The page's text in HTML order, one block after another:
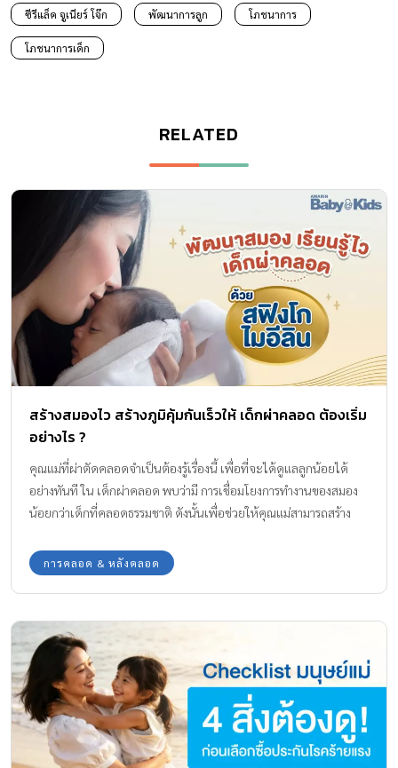
ซีรีแล็ค จูเนียร์ โจ๊ก พัฒนาการลูก โภชนาการ
โภชนาการเด็ก
RELATED
สร้างสมองไว สร้างภูมิคุ้มกันเร็วให้ เด็กผ่าคลอด ต้องเริ่ม
อย่างไร ?
คุณแม่ที่ผ่าตัดคลอดจำเป็นต้องรู้เรื่องนี้ เพื่อที่จะได้ดูแลลูกน้อยได้
อย่างทันที ใน เด็กผ่าคลอด พบว่ามี การเชื่อมโยงการทำงานของสมอง
น้อยกว่าเด็กที่คลอดธรรมชาติ ดังนั้นเพื่อช่วยให้คุณแม่สามารถสร้าง
คลอด กองบรรณาธิการ Amarin Baby & Kids มีคำแนะนำในการดูแล
เด็กผ่าคลอด มาฝากค่ะ
การคลอด & หลังคลอด